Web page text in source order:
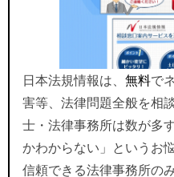
日本法規情報は、 無料で
害等、法律問題全般を相
士・法律事務所は数が多
かわからない」というお
信頼できる法律事務所の